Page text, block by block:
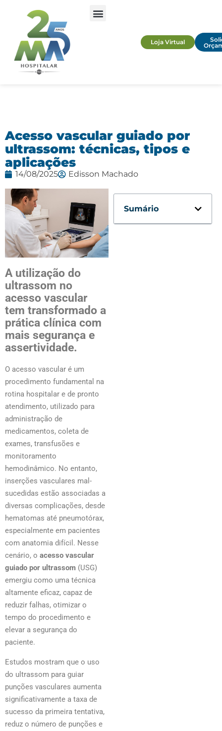
Loja Virtual
Acesso vascular guiado por
ultrassom: técnicas, tipos e
aplicações
14/08/2025 Edisson Machado
A utilização do
ultrassom no
acesso vascular
tem transformado a
prática clínica com
mais segurança e
assertividade.
O acesso vascular é um
procedimento fundamental na
rotina hospitalar e de pronto
atendimento, utilizado para
administração de
medicamentos, coleta de
exames, transfusões e
monitoramento
hemodinâmico. No entanto,
inserções vasculares mal-
sucedidas estão associadas a
diversas complicações, desde
hematomas até pneumotórax,
especialmente em pacientes
com anatomia difícil. Nesse
cenário, o acesso vascular
guiado por ultrassom (USG)
emergiu como uma técnica
altamente eficaz, capaz de
reduzir falhas, otimizar o
tempo do procedimento e
elevar a segurança do
paciente.
Estudos mostram que o uso
do ultrassom para guiar
punções vasculares aumenta
significativamente a taxa de
sucesso da primeira tentativa,
reduz o número de punções e
Sumário